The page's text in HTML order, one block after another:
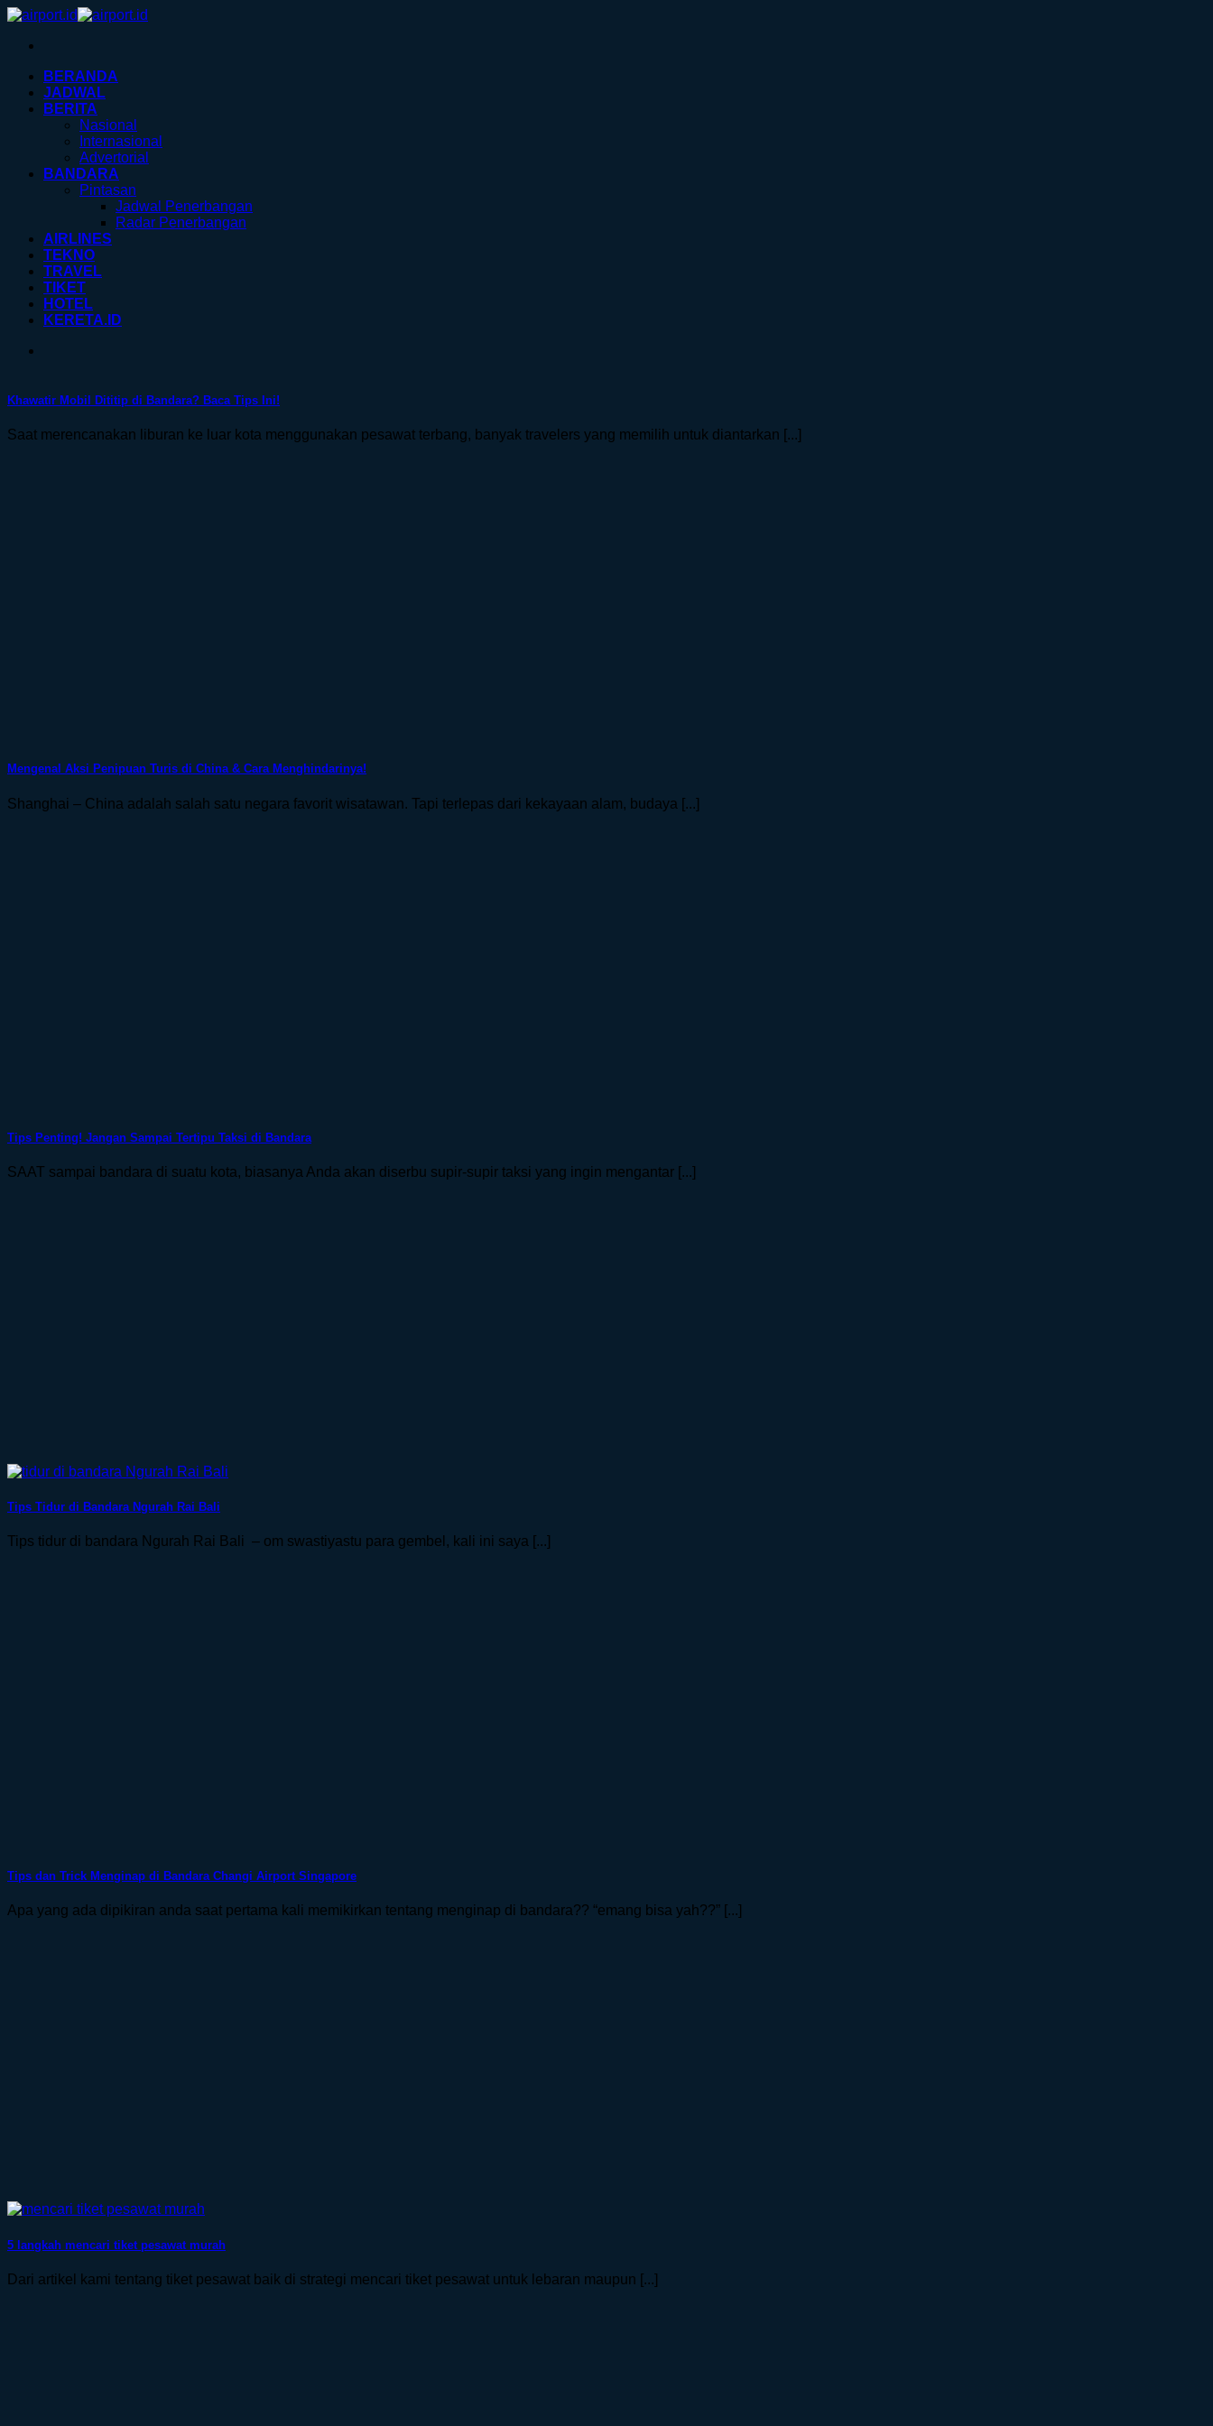
Skip
content
BERANDA
JADWAL
BERITA
Nasional
Internasional
Advertorial
BANDARA
Pintasan
Jadwal Penerbangan
Radar Penerbangan
AIRLINES
TEKNO
TRAVEL
TIKET
HOTEL
KERETA.ID
Khawatir Mobil Dititip di Bandara? Baca Tips Ini!
Saat merencanakan liburan ke luar kota menggunakan pesawat terbang, banyak travelers yang memilih untuk diantarkan [...]
Mengenal Aksi Penipuan Turis di China & Cara Menghindarinya!
Shanghai – China adalah salah satu negara favorit wisatawan. Tapi terlepas dari kekayaan alam, budaya [...]
Tips Penting! Jangan Sampai Tertipu Taksi di Bandara
SAAT sampai bandara di suatu kota, biasanya Anda akan diserbu supir-supir taksi yang ingin mengantar [...]
Tips Tidur di Bandara Ngurah Rai Bali
Tips tidur di bandara Ngurah Rai Bali – om swastiyastu para gembel, kali ini saya [...]
Tips dan Trick Menginap di Bandara Changi Airport Singapore
Apa yang ada dipikiran anda saat pertama kali memikirkan tentang menginap di bandara?? “emang bisa yah??” [...]
5 langkah mencari tiket pesawat murah
Dari artikel kami tentang tiket pesawat baik di strategi mencari tiket pesawat untuk lebaran maupun [...]